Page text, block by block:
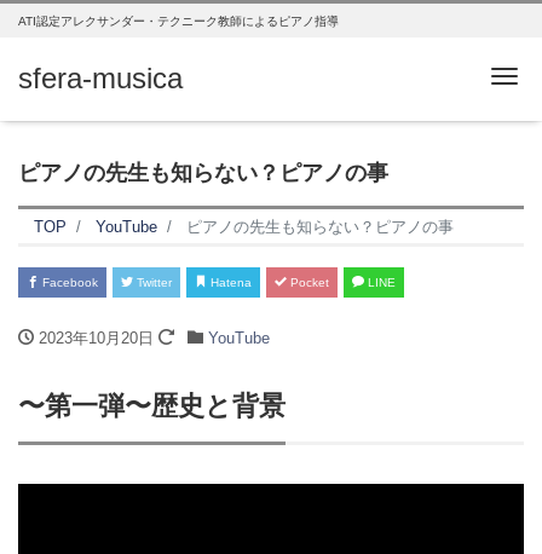
ATI認定アレクサンダー・テクニーク教師によるピアノ指導
sfera-musica
ピアノの先生も知らない？ピアノの事
TOP YouTube ピアノの先生も知らない？ピアノの事
Facebook Twitter Hatena Pocket LINE
2023年10月20日 YouTube
〜第一弾〜歴史と背景